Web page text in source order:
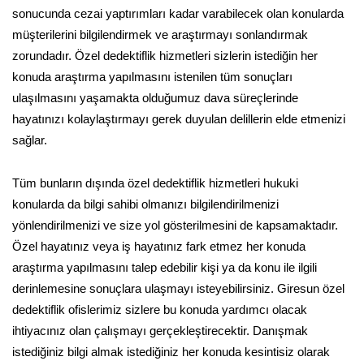
sonucunda cezai yaptırımları kadar varabilecek olan konularda
müşterilerini bilgilendirmek ve araştırmayı sonlandırmak
zorundadır. Özel dedektiflik hizmetleri sizlerin istediğin her
konuda araştırma yapılmasını istenilen tüm sonuçları
ulaşılmasını yaşamakta olduğumuz dava süreçlerinde
hayatınızı kolaylaştırmayı gerek duyulan delillerin elde etmenizi
sağlar.
Tüm bunların dışında özel dedektiflik hizmetleri hukuki
konularda da bilgi sahibi olmanızı bilgilendirilmenizi
yönlendirilmenizi ve size yol gösterilmesini de kapsamaktadır.
Özel hayatınız veya iş hayatınız fark etmez her konuda
araştırma yapılmasını talep edebilir kişi ya da konu ile ilgili
derinlemesine sonuçlara ulaşmayı isteyebilirsiniz. Giresun özel
dedektiflik ofislerimiz sizlere bu konuda yardımcı olacak
ihtiyacınız olan çalışmayı gerçekleştirecektir. Danışmak
istediğiniz bilgi almak istediğiniz her konuda kesintisiz olarak